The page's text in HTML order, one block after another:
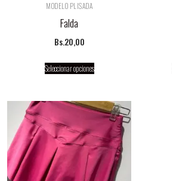
MODELO PLISADA
Falda
Bs.20,00
Seleccionar opciones